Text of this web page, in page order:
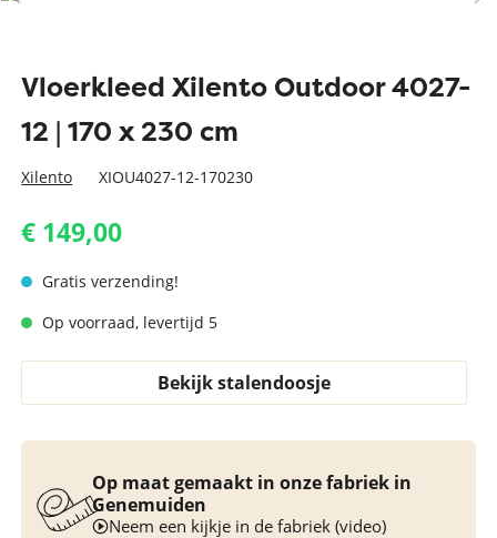
Vloerkleed Xilento Outdoor 4027-
12 | 170 x 230 cm
Xilento XIOU4027-12-170230
€ 149,00
Gratis verzending!
Op voorraad, levertijd 5
Bekijk stalendoosje
Op maat gemaakt in onze fabriek in
Genemuiden
Neem een kijkje in de fabriek (video)